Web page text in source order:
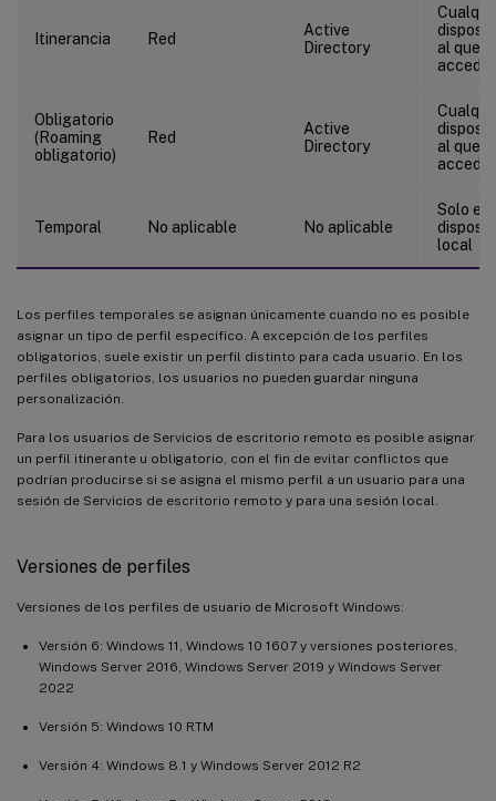
Itinerancia Red
Active
Directory
al que
accede
Obligatorio
(Roaming
obligatorio)
Red
Active
Directory
al que
accede
Temporal No aplicable No aplicable
Solo el
local
Los perfiles temporales se asignan únicamente cuando no es posible
asignar un tipo de perfil específico. A excepción de los perfiles
obligatorios, suele existir un perfil distinto para cada usuario. En los
perfiles obligatorios, los usuarios no pueden guardar ninguna
personalización.
Para los usuarios de Servicios de escritorio remoto es posible asignar
un perfil itinerante u obligatorio, con el fin de evitar conflictos que
podrían producirse si se asigna el mismo perfil a un usuario para una
sesión de Servicios de escritorio remoto y para una sesión local.
Versiones de perfiles
Versiones de los perfiles de usuario de Microsoft Windows:
Versión 6: Windows 11, Windows 10 1607 y versiones posteriores,
Windows Server 2016, Windows Server 2019 y Windows Server
2022
Versión 5: Windows 10 RTM
Versión 4: Windows 8.1 y Windows Server 2012 R2